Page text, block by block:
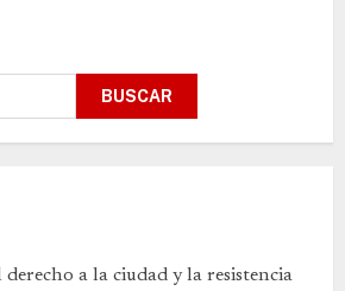
BUSCAR
derecho a la ciudad y la resistencia